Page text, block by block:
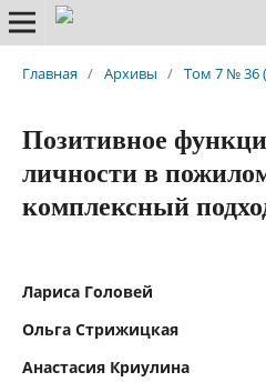
Главная / Архивы / Том 7 № 36
Позитивное
личности в
комплексный
Лариса Головей
Ольга Стрижицкая
Анастасия Криулина